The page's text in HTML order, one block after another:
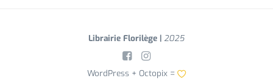
Librairie Florilège | 2025
WordPress + Octopix=